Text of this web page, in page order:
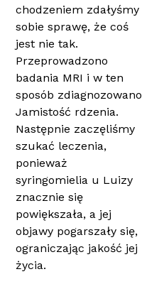
chodzeniem zdałyśmy
sobie sprawę, że coś
jest nie tak.
Przeprowadzono
badania MRI i w ten
sposób zdiagnozowano
Jamistość rdzenia.
Następnie zaczęliśmy
szukać leczenia,
ponieważ
syringomielia u Luizy
znacznie się
powiększała, a jej
objawy pogarszały się,
ograniczając jakość jej
życia.